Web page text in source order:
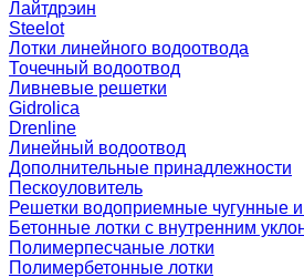
Лайтдрэин
Steelot
Лотки линейного водоотвода
Точечный водоотвод
Ливневые решетки
Gidrolica
Drenline
Линейный водоотвод
Дополнительные принадлежности
Пескоуловитель
Решетки водоприемные чугунные
Бетонные лотки с внутренним
Полимерпесчаные лотки
Полимербетонные лотки